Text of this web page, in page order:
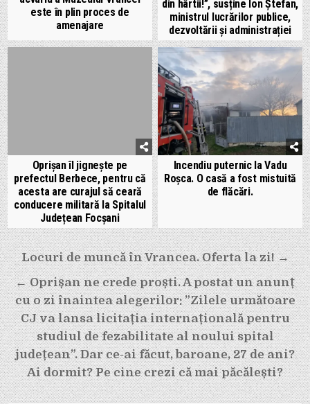
este în plin proces de
amenajare
din hârtii!”, susține Ion Ștefan,
ministrul lucrărilor publice,
dezvoltării și administrației
Oprișan îl jignește pe
prefectul Berbece, pentru că
acesta are curajul să ceară
conducere militară la Spitalul
Județean Focșani
Incendiu puternic la Vadu
Roșca. O casă a fost mistuită
de flăcări.
Navigare
în
articole
Locuri de muncă în Vrancea. Oferta la zi! →
← Oprișan ne crede proști. A postat un anunț
cu o zi înaintea alegerilor: ”Zilele următoare
CJ va lansa licitația internațională pentru
studiul de fezabilitate al noului spital
județean”. Dar ce-ai făcut, baroane, 27 de ani?
Ai dormit? Pe cine crezi că mai păcălești?